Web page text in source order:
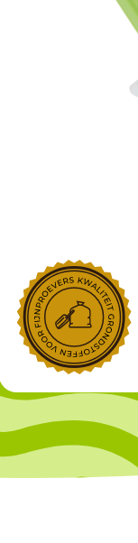
Afgeleide vanille